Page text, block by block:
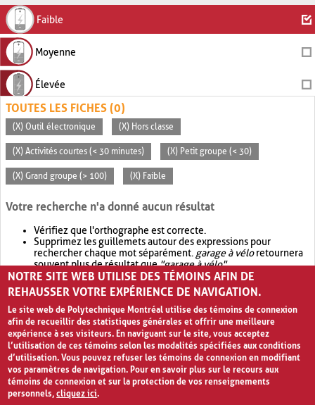
Faible
Moyenne
Élevée
TOUTES LES FICHES (0)
(X) Outil électronique (X) Hors classe
(X) Activités courtes (< 30 minutes) (X) Petit groupe (< 30)
(X) Grand groupe (> 100) (X) Faible
Votre recherche n'a donné aucun résultat
Vérifiez que l'orthographe est correcte.
Supprimez les guillemets autour des expressions pour
rechercher chaque mot séparément. garage à véloretournera
souvent plus de résultat que"garage à vélo".
Envisagez d'élargir votre recherche avec OR.garage OR vélo
retournera souvent plus de résultat quegarage à vélo
NOTRE SITE WEB UTILISE DES TÉMOINS AFIN DE
REHAUSSER VOTRE EXPÉRIENCE DE NAVIGATION.
Le site web de Polytechnique Montréal utilise des témoins de connexion
afin de recueillir des statistiques générales et offrir une meilleure
expérience à ses visiteurs. En naviguant sur le site, vous acceptez
l’utilisation de ces témoins selon les modalités spécifiées aux conditions
d’utilisation. Vous pouvez refuser les témoins de connexion en modifiant
vos paramètres de navigation. Pour en savoir plus sur le recours aux
témoins de connexion et sur la protection de vos renseignements
personnels,cliquez ici.